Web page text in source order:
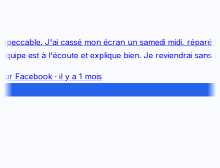
J'ai cassé mon écran un samedi midi, réparé le
est à l'écoute et explique bien. Je reviendrai sans
Facebook· il y a 1 mois